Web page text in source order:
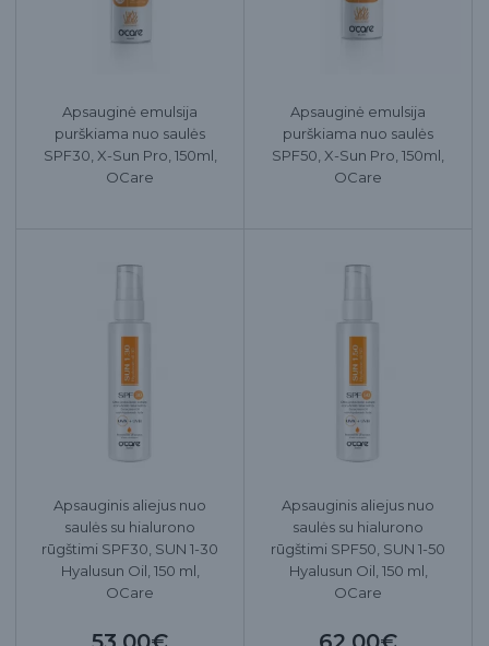
Apsauginė emulsija
purškiama nuo saulės
SPF30, X-Sun Pro, 150ml,
OCare
Apsauginė emulsija
purškiama nuo saulės
SPF50, X-Sun Pro, 150ml,
OCare
Apsauginis aliejus nuo
saulės su hialurono
rūgštimi SPF30, SUN 1-30
Hyalusun Oil, 150 ml,
OCare
Apsauginis aliejus nuo
saulės su hialurono
rūgštimi SPF50, SUN 1-50
Hyalusun Oil, 150 ml,
OCare